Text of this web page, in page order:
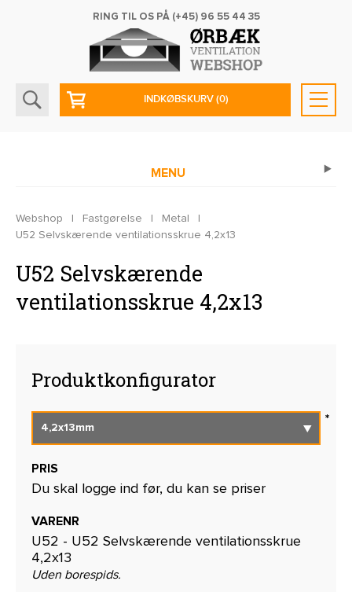
RING TIL OS PÅ (+45) 96 55 44 35
INDKØBSKURV(0)
MENU
Webshop | Fastgørelse | Metal
|
U52 Selvskærende ventilationsskrue 4,2x13
U52 Selvskærende
ventilationsskrue 4,2x13
Produktkonfigurator
PRIS
Du skal logge ind før, du kan se priser
VARENR
U52 - U52 Selvskærende ventilationsskrue
4,2x13
Uden borespids.